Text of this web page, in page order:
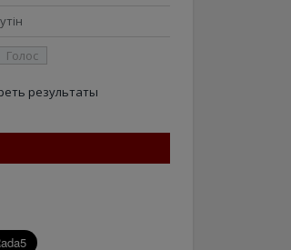
результаты